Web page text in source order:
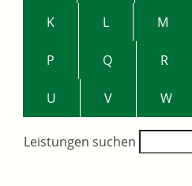
K L M
P Q R
U V W
Leistungen suchen